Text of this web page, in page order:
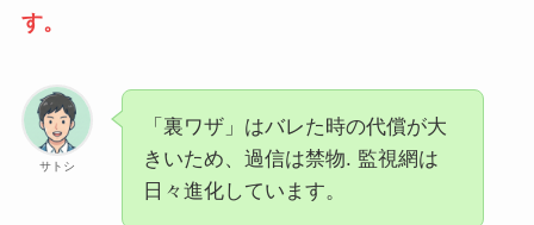
す。
サトシ
「裏ワザ」はバレた時の代償が大
きいため、過信は禁物. 監視網は
日々進化しています。